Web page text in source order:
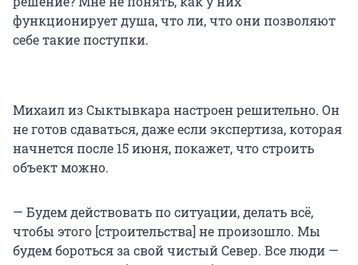
функционирует душа, что ли, что они позволяют
себе такие поступки.
Михаил из Сыктывкара настроен решительно. Он
не готов сдаваться, даже если экспертиза, которая
начнется после 15 июня, покажет, что строить
объект можно.
— Будем действовать по ситуации, делать всё,
чтобы этого [строительства] не произошло. Мы
будем бороться за свой чистый Север. Все люди —